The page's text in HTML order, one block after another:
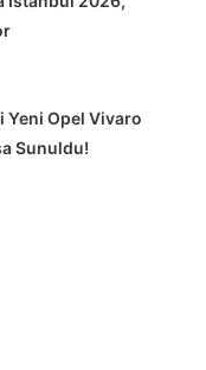
Yeni Opel Vivaro
Sunuldu!